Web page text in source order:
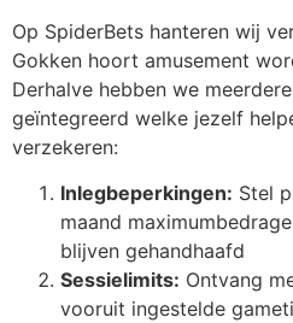
panel
panel
panel
satın al
Panel
Panel
Op SpiderBets hanteren wij
Gokken hoort amusement
Derhalve hebben we
geïntegreerd welke jezelf
verzekeren:
Inlegbeperkingen: Stel
maand
blijven gehandhaafd
Sessielimits: Ontvang
vooruit ingestelde